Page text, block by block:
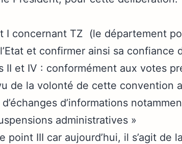
TZ (le département
et confirmer ainsi sa confiance
IV : conformément aux votes
de la volonté de cette convention
d’informations
administratives »
III car aujourd’hui, il s’agit de